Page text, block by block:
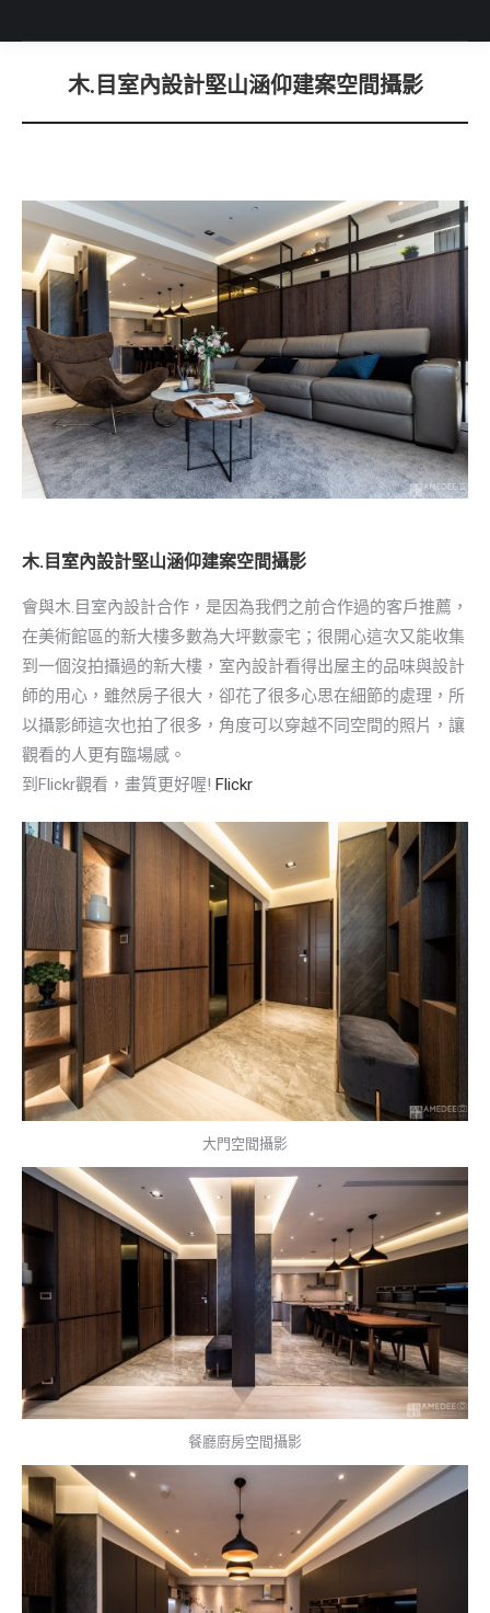
You are here:
木.目室內設計堅山涵仰建案空間攝影
木.目室內設計堅山涵仰建案空間攝影
會與木.目室內設計合作，是因為我們之前合作過的客戶推薦，
在美術館區的新大樓多數為大坪數豪宅；很開心這次又能收集
到一個沒拍攝過的新大樓，室內設計看得出屋主的品味與設計
師的用心，雖然房子很大，卻花了很多心思在細節的處理，所
以攝影師這次也拍了很多，角度可以穿越不同空間的照片，讓
觀看的人更有臨場感。
到Flickr觀看，畫質更好喔! Flickr
大門空間攝影
餐廳廚房空間攝影